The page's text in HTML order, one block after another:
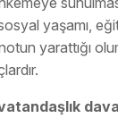
yaşamı,
yarattığı